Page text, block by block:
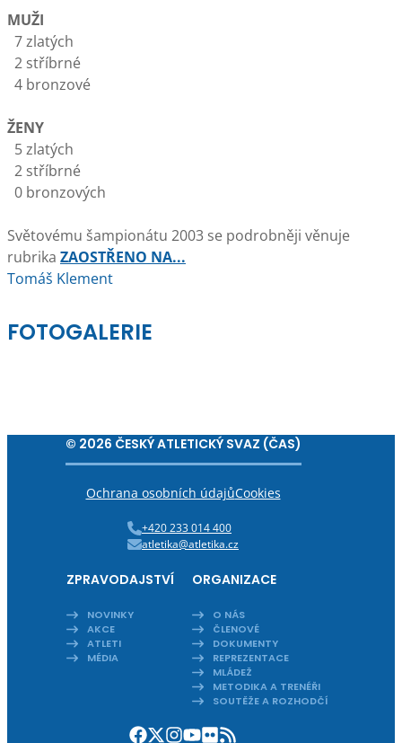
MUŽI
7 zlatých
2 stříbrné
4 bronzové
ŽENY
5 zlatých
2 stříbrné
0 bronzových
Světovému šampionátu 2003 se podrobněji věnuje
rubrika ZAOSTŘENO NA...
Tomáš Klement
FOTOGALERIE
© 2026 ČESKÝ ATLETICKÝ SVAZ (ČAS)
Ochrana osobních údajůCookies
+420 233 014 400
atletika@atletika.cz
ZPRAVODAJSTVÍ
NOVINKY
AKCE
ATLETI
MÉDIA
ORGANIZACE
O NÁS
ČLENOVÉ
DOKUMENTY
REPREZENTACE
MLÁDEŽ
METODIKA A TRENÉŘI
SOUTĚŽE A ROZHODČÍ